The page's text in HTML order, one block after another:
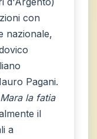
con
nazionale,
Pagani.
Mara la fatia
il
a